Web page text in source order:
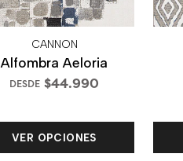
CANNON
Alfombra Aeloria
DESDE $44.990
VER OPCIONES